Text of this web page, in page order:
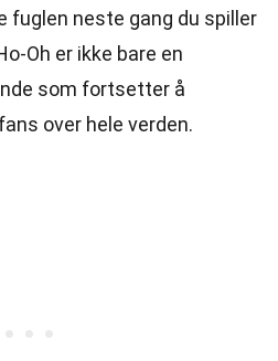
fuglen neste gang du spiller
Oh er ikke bare en
som fortsetter å
over hele verden.